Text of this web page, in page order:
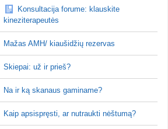
dėl pardavėjo „Mantvis“
prieš 4 d.
TD asistentė prieš 5 d.
hipotirozė ir nėštumas (+3)
po hemorojaus operacijos
Konsultacija forume: klauskite
kineziterapeutės
Mažas AMH/ kiaušidžių rezervas
Skiepai: už ir prieš?
Na ir ką skanaus gaminame?
Kaip apsispręsti, ar nutraukti nėštumą?